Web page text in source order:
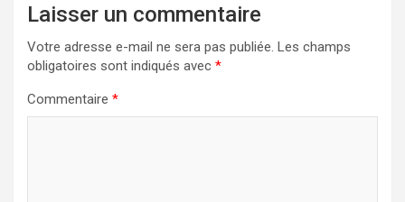
Laisser un commentaire
Votre adresse e-mail ne sera pas publiée. Les champs
obligatoires sont indiqués avec *
Commentaire *